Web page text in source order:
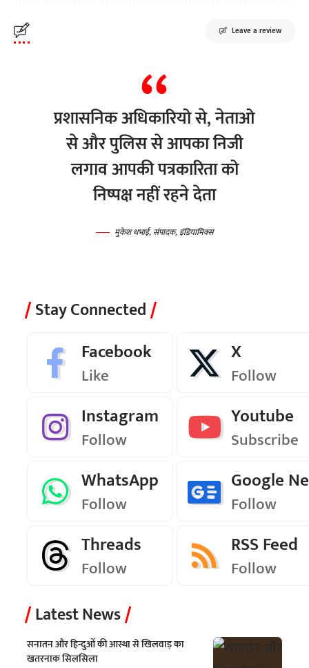
Leave a review
प्रशासनिक अधिकारियो से, नेताओ
से और पुलिस से आपका निजी
लगाव आपकी पत्रकारिता को
निष्पक्ष नहीं रहने देता
मुकेश धभाई, संपादक, इंडियामिक्स
Stay Connected
Facebook
Like
X
Follow
Instagram
Follow
Youtube
Subscribe
WhatsApp
Follow
Google
Follow
Threads
Follow
RSS Feed
Follow
Latest News
सनातन और हिन्दुओं की आस्था से खिलवाड़ का
खतरनाक सिलसिला